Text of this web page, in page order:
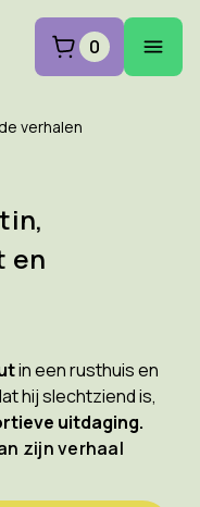
0
verhalen
en
in een rusthuis en
hij slechtziend is,
uitdaging.
zijn verhaal